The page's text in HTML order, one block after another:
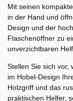
Mit seinen
in der Hand und
Design und der
Flaschenöffner zu
unverzichtbaren
Stellen Sie sich vor,
im Hobel-Design
Holzgriff und das
praktischen Helfer,